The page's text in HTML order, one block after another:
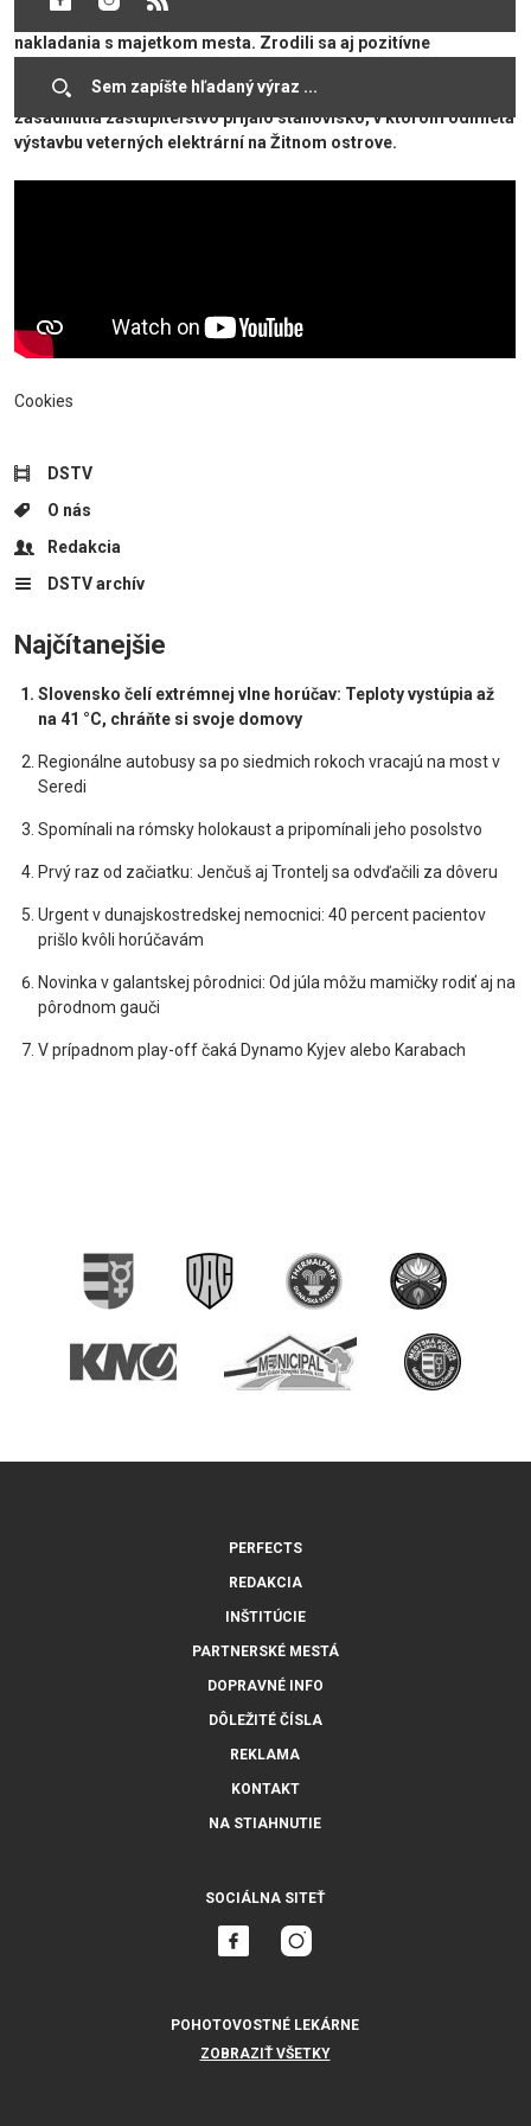
nakladania s majetkom mesta. Zrodili sa aj pozitívne
viaceré body týkajúce sa sociálnych vecí a školstva. Na záver
zasadnutia zastupiteľstvo prijalo stanovisko, v ktorom odmieta
výstavbu veterných elektrární na Žitnom ostrove.
Cookies
DSTV
O nás
Redakcia
DSTV archív
Najčítanejšie
Slovensko čelí extrémnej vlne horúčav: Teploty vystúpia až
na 41 °C, chráňte si svoje domovy
Regionálne autobusy sa po siedmich rokoch vracajú na most v
Seredi
Spomínali na rómsky holokaust a pripomínali jeho posolstvo
Prvý raz od začiatku: Jenčuš aj Trontelj sa odvďačili za dôveru
Urgent v dunajskostredskej nemocnici: 40 percent pacientov
prišlo kvôli horúčavám
Novinka v galantskej pôrodnici: Od júla môžu mamičky rodiť aj na
pôrodnom gauči
V prípadnom play-off čaká Dynamo Kyjev alebo Karabach
PERFECTS
REDAKCIA
INŠTITÚCIE
PARTNERSKÉ MESTÁ
DOPRAVNÉ INFO
DÔLEŽITÉ ČÍSLA
REKLAMA
KONTAKT
NA STIAHNUTIE
SOCIÁLNA SITEŤ
POHOTOVOSTNÉ LEKÁRNE
ZOBRAZIŤ VŠETKY